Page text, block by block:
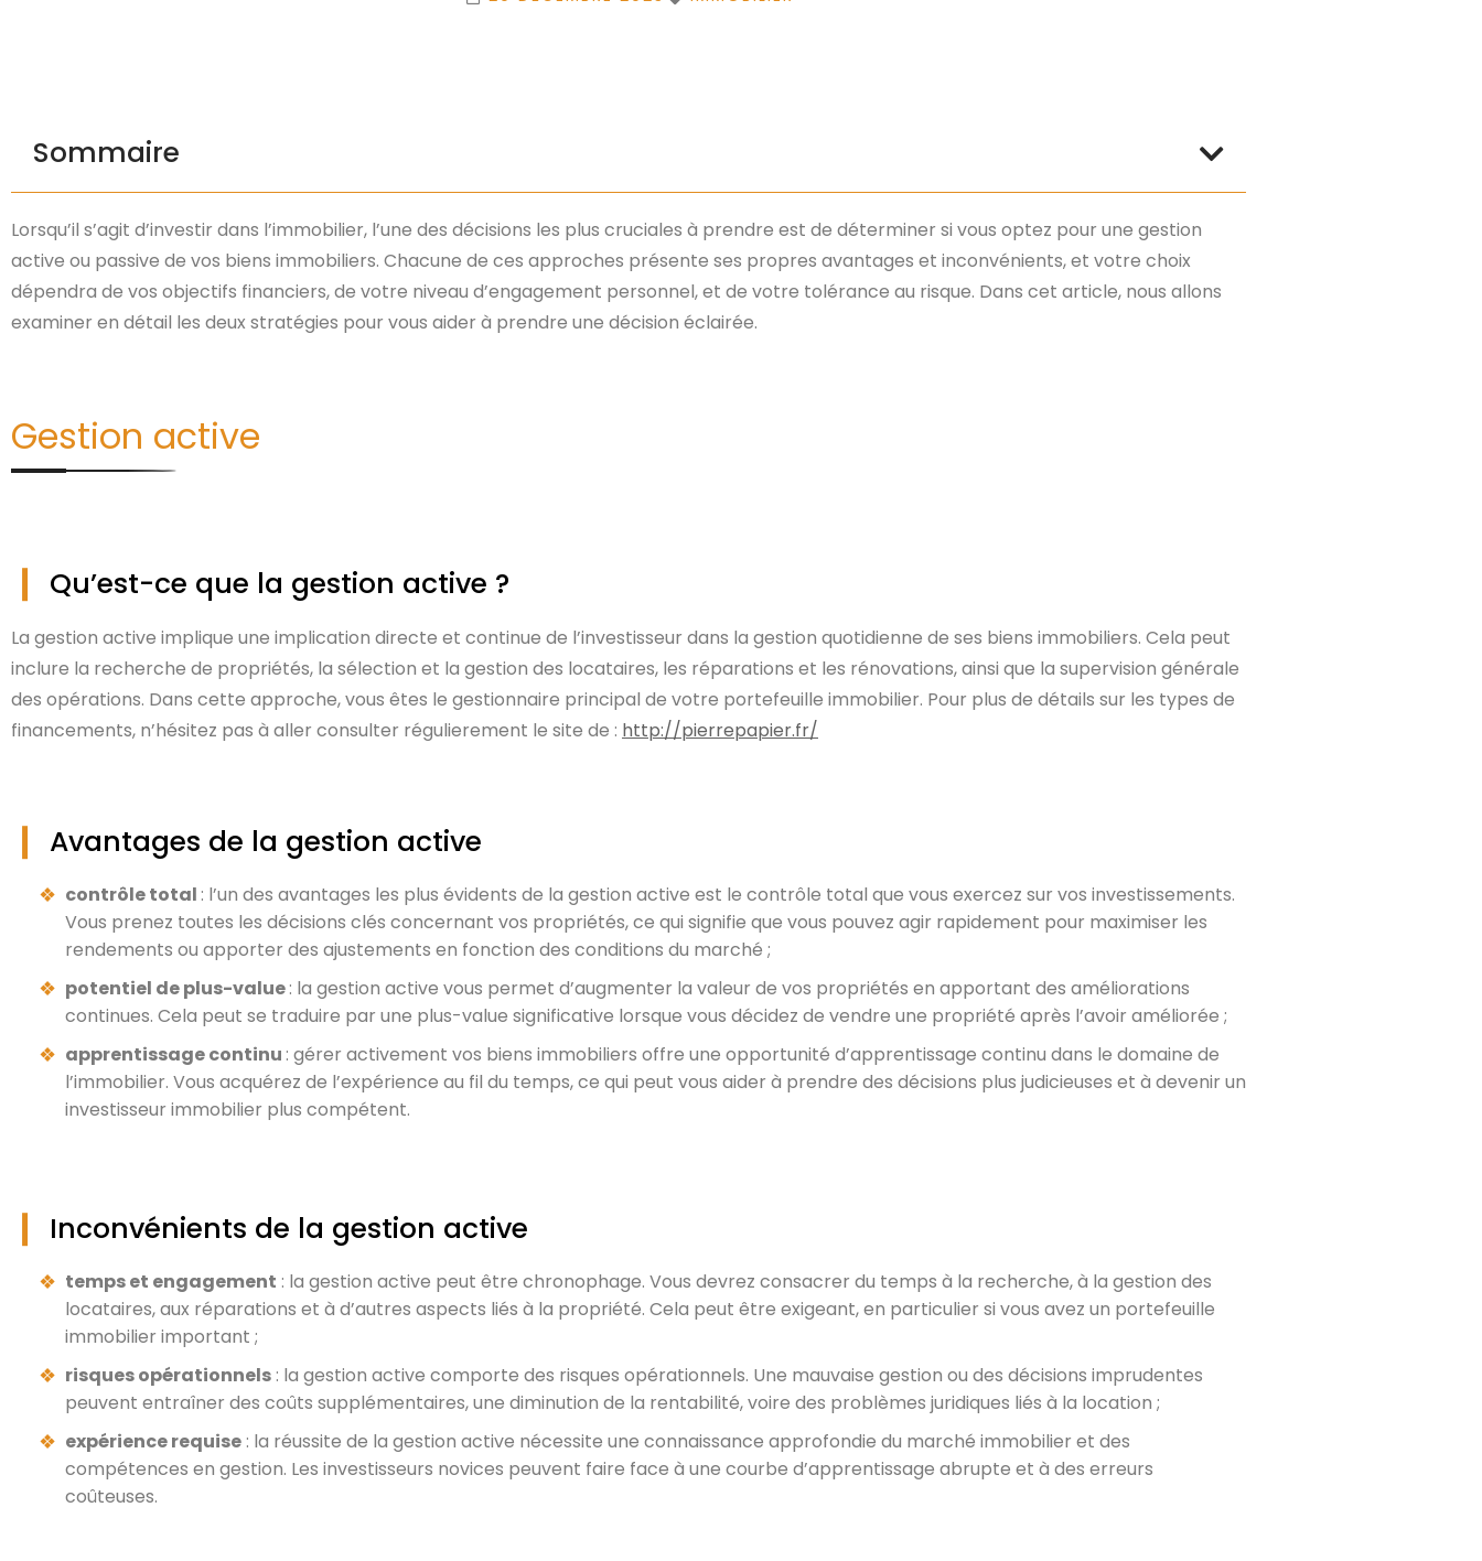
Sommaire
Lorsqu’il s’agit d’investir dans l’immobilier, l’une des décisions les plus cruciales à prendre est de déterminer si vous optez pour une gestion
active ou passive de vos biens immobiliers. Chacune de ces approches présente ses propres avantages et inconvénients, et votre choix
dépendra de vos objectifs financiers, de votre niveau d’engagement personnel, et de votre tolérance au risque. Dans cet article, nous allons
examiner en détail les deux stratégies pour vous aider à prendre une décision éclairée.
Gestion active
Qu’est-ce que la gestion active ?
La gestion active implique une implication directe et continue de l’investisseur dans la gestion quotidienne de ses biens immobiliers. Cela peut
inclure la recherche de propriétés, la sélection et la gestion des locataires, les réparations et les rénovations, ainsi que la supervision générale
des opérations. Dans cette approche, vous êtes le gestionnaire principal de votre portefeuille immobilier. Pour plus de détails sur les types de
financements, n’hésitez pas à aller consulter régulierement le site de : http://pierrepapier.fr/
Avantages de la gestion active
contrôle total : l’un des avantages les plus évidents de la gestion active est le contrôle total que vous exercez sur vos investissements.
Vous prenez toutes les décisions clés concernant vos propriétés, ce qui signifie que vous pouvez agir rapidement pour maximiser les
rendements ou apporter des ajustements en fonction des conditions du marché ;
potentiel de plus-value: la gestion active vous permet d’augmenter la valeur de vos propriétés en apportant des améliorations
continues. Cela peut se traduire par une plus-value significative lorsque vous décidez de vendre une propriété après l’avoir améliorée ;
apprentissage continu : gérer activement vos biens immobiliers offre une opportunité d’apprentissage continu dans le domaine de
l’immobilier. Vous acquérez de l’expérience au fil du temps, ce qui peut vous aider à prendre des décisions plus judicieuses et à devenir un
investisseur immobilier plus compétent.
Inconvénients de la gestion active
temps et engagement : la gestion active peut être chronophage. Vous devrez consacrer du temps à la recherche, à la gestion des
locataires, aux réparations et à d’autres aspects liés à la propriété. Cela peut être exigeant, en particulier si vous avez un portefeuille
immobilier important ;
risques opérationnels : la gestion active comporte des risques opérationnels. Une mauvaise gestion ou des décisions imprudentes
peuvent entraîner des coûts supplémentaires, une diminution de la rentabilité, voire des problèmes juridiques liés à la location ;
expérience requise : la réussite de la gestion active nécessite une connaissance approfondie du marché immobilier et des
compétences en gestion. Les investisseurs novices peuvent faire face à une courbe d’apprentissage abrupte et à des erreurs
coûteuses.